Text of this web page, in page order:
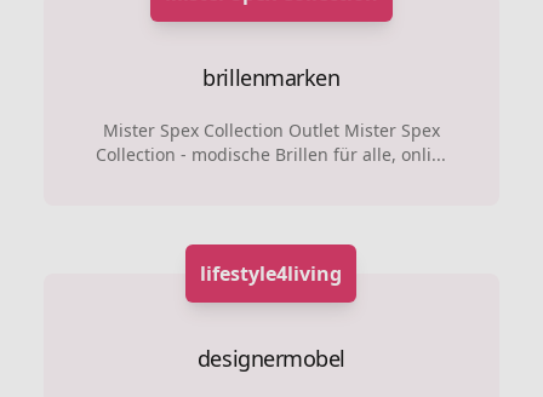
brillenmarken
Mister Spex Collection Outlet Mister Spex
Collection - modische Brillen für alle, onli...
lifestyle4living
designermobel